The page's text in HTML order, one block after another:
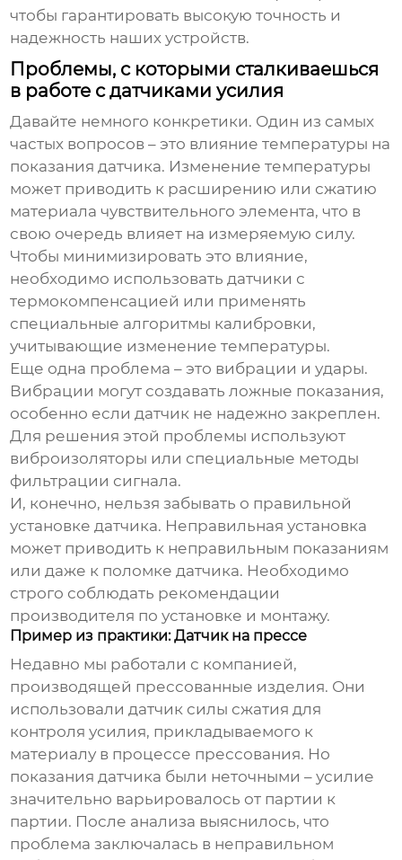
чтобы гарантировать высокую точность и
надежность наших устройств.
Проблемы, с которыми сталкиваешься
в работе с датчиками усилия
Давайте немного конкретики. Один из самых
частых вопросов – это влияние температуры на
показания датчика. Изменение температуры
может приводить к расширению или сжатию
материала чувствительного элемента, что в
свою очередь влияет на измеряемую силу.
Чтобы минимизировать это влияние,
необходимо использовать датчики с
термокомпенсацией или применять
специальные алгоритмы калибровки,
учитывающие изменение температуры.
Еще одна проблема – это вибрации и удары.
Вибрации могут создавать ложные показания,
особенно если датчик не надежно закреплен.
Для решения этой проблемы используют
виброизоляторы или специальные методы
фильтрации сигнала.
И, конечно, нельзя забывать о правильной
установке датчика. Неправильная установка
может приводить к неправильным показаниям
или даже к поломке датчика. Необходимо
строго соблюдать рекомендации
производителя по установке и монтажу.
Пример из практики: Датчик на прессе
Недавно мы работали с компанией,
производящей прессованные изделия. Они
использовалидатчик силы сжатия для
контроля усилия, прикладываемого к
материалу в процессе прессования. Но
показания датчика были неточными – усилие
значительно варьировалось от партии к
партии. После анализа выяснилось, что
проблема заключалась в неправильном